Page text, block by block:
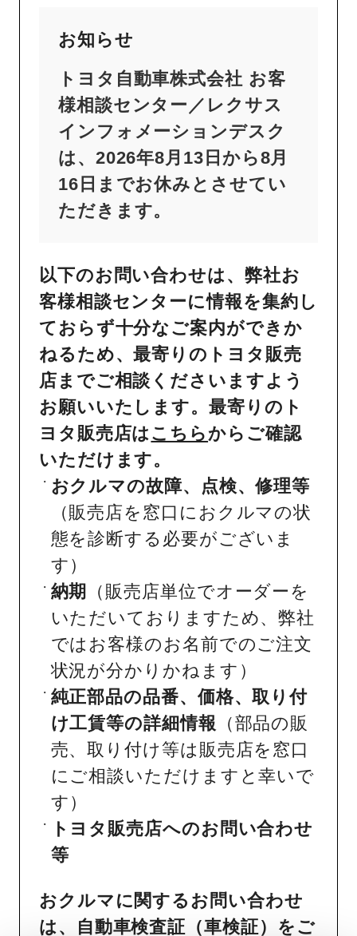
お知らせ
トヨタ自動車株式会社 お客
様相談センター／レクサス
インフォメーションデスク
は、2026年8月13日から8月
16日までお休みとさせてい
ただきます。
以下のお問い合わせは、弊社お
客様相談センターに情報を集約し
ておらず十分なご案内ができか
ねるため、最寄りのトヨタ販売
店までご相談くださいますよう
お願いいたします。最寄りのト
ヨタ販売店はこちら からご確認
いただけます。
おクルマの故障、点検、修理等
（販売店を窓口におクルマの状
態を診断する必要がございま
す）
納期
（販売店単位でオーダーを
いただいておりますため、弊社
ではお客様のお名前でのご注文
状況が分かりかねます）
純正部品の品番、価格、取り付
け工賃等の詳細情報 （部品の販
売、取り付け等は販売店を窓口
にご相談いただけますと幸いで
す）
トヨタ販売店へのお問い合わせ
等
おクルマに関するお問い合わせ
は、自動車検査証（車検証）をご